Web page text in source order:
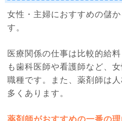
女性・主婦におすすめの儲
す。
医療関係の仕事は比較的給
も歯科医師や看護師など、
職種です。また、薬剤師は
多くあります。
薬剤師がおすすめの一番の